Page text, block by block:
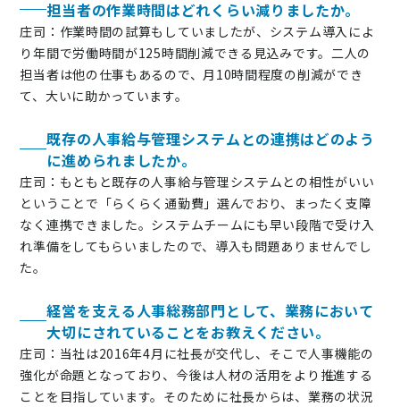
担当者の作業時間はどれくらい減りましたか。
庄司：作業時間の試算もしていましたが、システム導入によ
り年間で労働時間が125時間削減できる見込みです。二人の
担当者は他の仕事もあるので、月10時間程度の削減ができ
て、大いに助かっています。
既存の人事給与管理システムとの連携はどのよう
に進められましたか。
庄司：もともと既存の人事給与管理システムとの相性がいい
ということで「らくらく通勤費」選んでおり、まったく支障
なく連携できました。システムチームにも早い段階で受け入
れ準備をしてもらいましたので、導入も問題ありませんでし
た。
経営を支える人事総務部門として、業務において
大切にされていることをお教えください。
庄司：当社は2016年4月に社長が交代し、そこで人事機能の
強化が命題となっており、今後は人材の活用をより推進する
ことを目指しています。そのために社長からは、業務の状況